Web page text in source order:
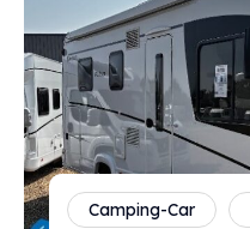
Camping-Car